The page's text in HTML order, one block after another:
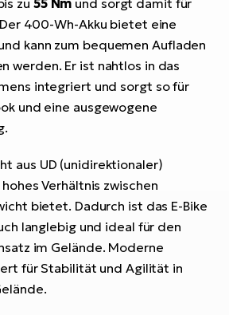
400-Wh-Akku bietet eine
kann zum bequemen Aufladen
werden. Er ist nahtlos in das
integriert und sorgt so für
und eine ausgewogene
aus UD (unidirektionaler)
Verhältnis zwischen
bietet. Dadurch ist das E-Bike
langlebig und ideal für den
im Gelände. Moderne
für Stabilität und Agilität in